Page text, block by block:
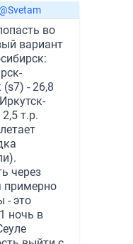
во
вариант
- 26,8
т.р.
через
примерно
- это
ночь в